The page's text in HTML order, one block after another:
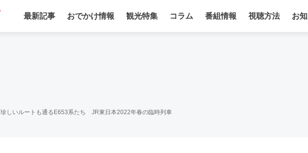
最新記事 おでかけ情報 観光特集 コラム 番組情報 視聴方法 お
珍しいルートも通るE653系たち JR東日本2022年春の臨時列車